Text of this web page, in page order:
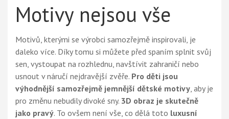
Motivy nejsou vše
Motivů, kterými se výrobci samozřejmě inspirovali, je
daleko více. Díky tomu si můžete před spaním splnit svůj
sen, vystoupat na rozhlednu, navštívit zahraničí nebo
usnout v náručí nejdravější zvěře. Pro děti jsou
výhodnější samozřejmě jemnější dětské motivy , aby je
pro změnu nebudily divoké sny. 3D obraz je skutečně
jako pravý. To ovšem není vše, co dělá toto luxusní